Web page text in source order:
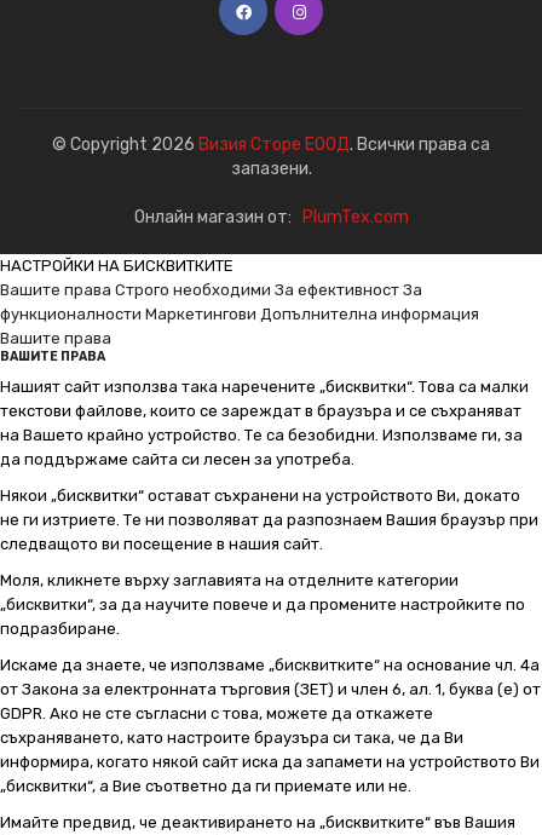
© Copyright 2026 Визия Сторе ЕООД. Всички права са
запазени.
Онлайн магазин от: PlumTex.com
НАСТРОЙКИ НА БИСКВИТКИТЕ
Вашите права Строго необходими За ефективност За
функционалности Маркетингови Допълнителна информация
Вашите права
ВАШИТЕ ПРАВА
Нашият сайт използва така наречените „бисквитки“. Това са малки
текстови файлове, които се зареждат в браузъра и се съхраняват
на Вашето крайно устройство. Те са безобидни. Използваме ги, за
да поддържаме сайта си лесен за употреба.
Някои „бисквитки“ остават съхранени на устройството Ви, докато
не ги изтриете. Те ни позволяват да разпознаем Вашия браузър при
следващото ви посещение в нашия сайт.
Моля, кликнете върху заглавията на отделните категории
„бисквитки“, за да научите повече и да промените настройките по
подразбиране.
Искаме да знаете, че използваме „бисквитките“ на основание чл. 4а
от Закона за електронната търговия (ЗЕТ) и член 6, ал. 1, буква (е) от
GDPR. Ако не сте съгласни с това, можете да откажете
съхраняването, като настроите браузъра си така, че да Ви
информира, когато някой сайт иска да запамети на устройството Ви
„бисквитки“, а Вие съответно да ги приемате или не.
Имайте предвид, че деактивирането на „бисквитките“ във Вашия